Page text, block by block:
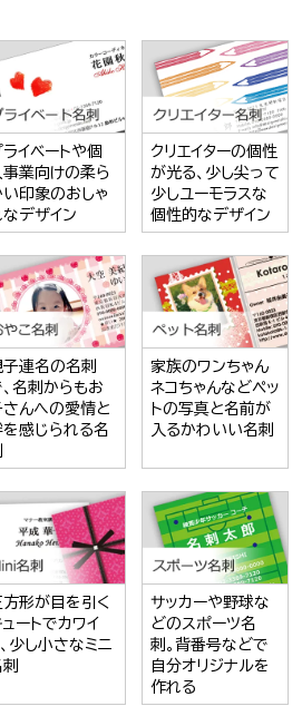
ライベートや個
事業向けの柔ら
い印象のおしゃ
なデザイン
クリエイターの個性
が光る、少し尖って
少しユーモラスな
個性的なデザイン
子連名の名刺
名刺からもお
さんへの愛情と
を感じられる名
家族のワンちゃん
ネコちゃんなどペッ
トの写真と名前が
入るかわいい名刺
方形が目を引く
ュートでカワイ
少し小さなミニ
サッカーや野球な
どのスポーツ名
刺。背番号などで
自分オリジナルを
作れる